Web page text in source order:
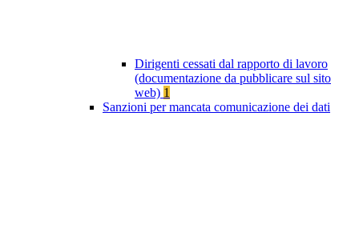
Dirigenti cessati dal rapporto di lavoro
(documentazione da pubblicare sul sito
web) 1
Sanzioni per mancata comunicazione dei dati